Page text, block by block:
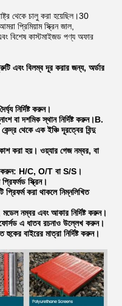
থেকে চালু করা হয়েছিল।30
প্রিমিয়াম স্ক্রিন জাল,
বিশেষ কাস্টমাইজড পণ্য অফার
এবং বিলম্ব দূর করার জন্য, অর্ডার
নির্দিষ্ট করুন।
বা দশমিক স্থান নির্দিষ্ট করুন।B.
থেকে এক ইঞ্চি দূরত্বের বিন্দু
করা হয়। ওয়্যার গেজ নম্বর, বা
করুন: H/C, O/T বা S/S।
স্ক্রিন।
প্রিফর্ম করা থাকলে নিম্নলিখিত
মডেল নম্বর এবং আকার নির্দিষ্ট করুন।
এ ধাতব রচনাও উল্লেখ করুন।
বাইরের মাত্রা নির্দিষ্ট করুন।